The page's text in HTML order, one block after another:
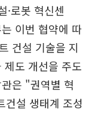
·로봇 혁신센
이번 협약에 따
건설 기술을 지
제도 개선을 주도
은 "권역별 혁
건설 생태계 조성